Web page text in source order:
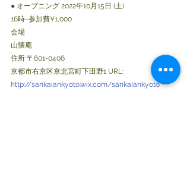
● オープニング 2022年10月15日 (土)
16時~参加費¥1,000
会場
山懐庵
住所 〒601-0406
京都市右京区京北宮町下田野1 URL:
http://sankaiankyoto.wix.com/sankaiankyoto